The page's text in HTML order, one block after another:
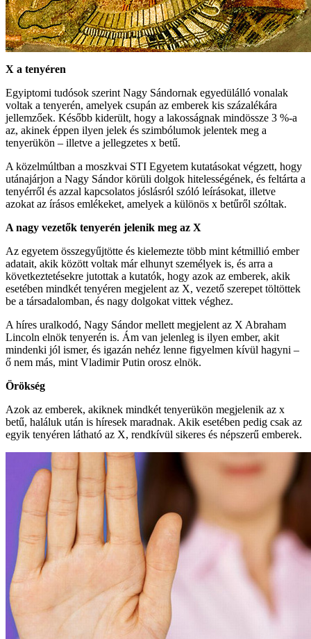
X a tenyéren
Egyiptomi tudósok szerint Nagy Sándornak egyedülálló vonalak
voltak a tenyerén, amelyek csupán az emberek kis százalékára
jellemzőek. Később kiderült, hogy a lakosságnak mindössze 3 %-a
az, akinek éppen ilyen jelek és szimbólumok jelentek meg a
tenyerükön – illetve a jellegzetes x betű.
A közelmúltban a moszkvai STI Egyetem kutatásokat végzett, hogy
utánajárjon a Nagy Sándor körüli dolgok hitelességének, és feltárta a
tenyérről és azzal kapcsolatos jóslásról szóló leírásokat, illetve
azokat az írásos emlékeket, amelyek a különös x betűről szóltak.
A nagy vezetők tenyerén jelenik meg az X
Az egyetem összegyűjtötte és kielemezte több mint kétmillió ember
adatait, akik között voltak már elhunyt személyek is, és arra a
következtetésekre jutottak a kutatók, hogy azok az emberek, akik
esetében mindkét tenyéren megjelent az X, vezető szerepet töltöttek
be a társadalomban, és nagy dolgokat vittek véghez.
A híres uralkodó, Nagy Sándor mellett megjelent az X Abraham
Lincoln elnök tenyerén is. Ám van jelenleg is ilyen ember, akit
mindenki jól ismer, és igazán nehéz lenne figyelmen kívül hagyni –
ő nem más, mint Vladimir Putin orosz elnök.
Örökség
Azok az emberek, akiknek mindkét tenyerükön megjelenik az x
betű, haláluk után is híresek maradnak. Akik esetében pedig csak az
egyik tenyéren látható az X, rendkívül sikeres és népszerű emberek.